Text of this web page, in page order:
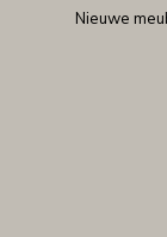
Nieuwe